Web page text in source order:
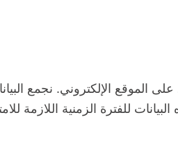
على الموقع الإلكتروني. نجمع